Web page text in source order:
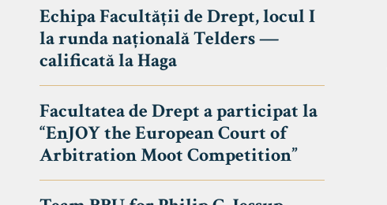
Echipa Facultății de Drept, locul I
la runda națională Telders —
calificată la Haga
Facultatea de Drept a participat la
“EnJOY the European Court of
Arbitration Moot Competition”